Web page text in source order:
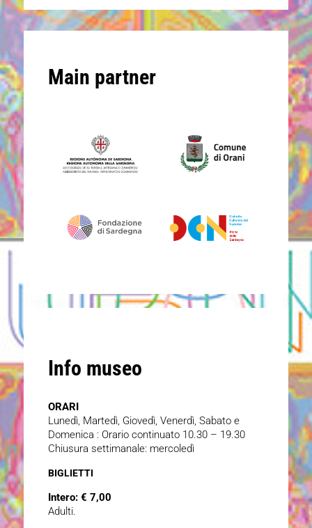
Main partner
Info museo
ORARI
Lunedì, Martedì, Giovedì, Venerdì, Sabato e
Domenica : Orario continuato 10.30 – 19.30
Chiusura settimanale: mercoledì
BIGLIETTI
Intero: € 7,00
Adulti.